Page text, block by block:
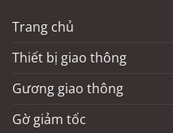
Trang chủ
Thiết bị giao thông
Gương giao thông
Gờ giảm tốc